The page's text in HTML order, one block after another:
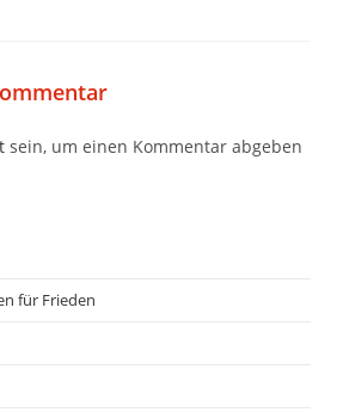
sein, um einen Kommentar abgeben
für Frieden